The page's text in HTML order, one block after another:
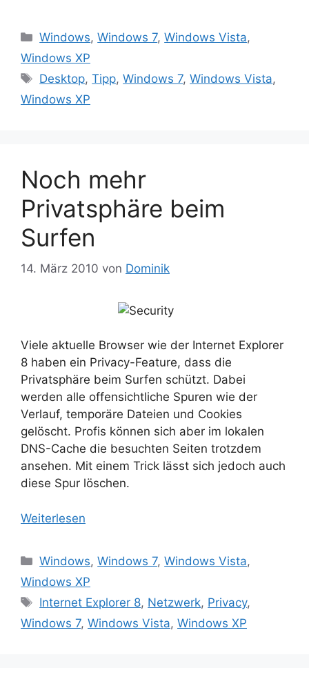
Kategorien
Windows,Windows 7,Windows Vista,
Windows XP
Schlagwörter
Desktop,Tipp,Windows 7,Windows Vista,
Windows XP
Noch mehr
Privatsphäre beim
Surfen
14. März 2010 von Dominik
Viele aktuelle Browser wie der Internet Explorer
8 haben ein Privacy-Feature, dass die
Privatsphäre beim Surfen schützt. Dabei
werden alle offensichtliche Spuren wie der
Verlauf, temporäre Dateien und Cookies
gelöscht. Profis können sich aber im lokalen
DNS-Cache die besuchten Seiten trotzdem
ansehen. Mit einem Trick lässt sich jedoch auch
diese Spur löschen.
Weiterlesen
Kategorien
Windows,Windows 7,Windows Vista,
Windows XP
Schlagwörter
Internet Explorer 8, Netzwerk, Privacy,
Windows 7, Windows Vista, Windows XP